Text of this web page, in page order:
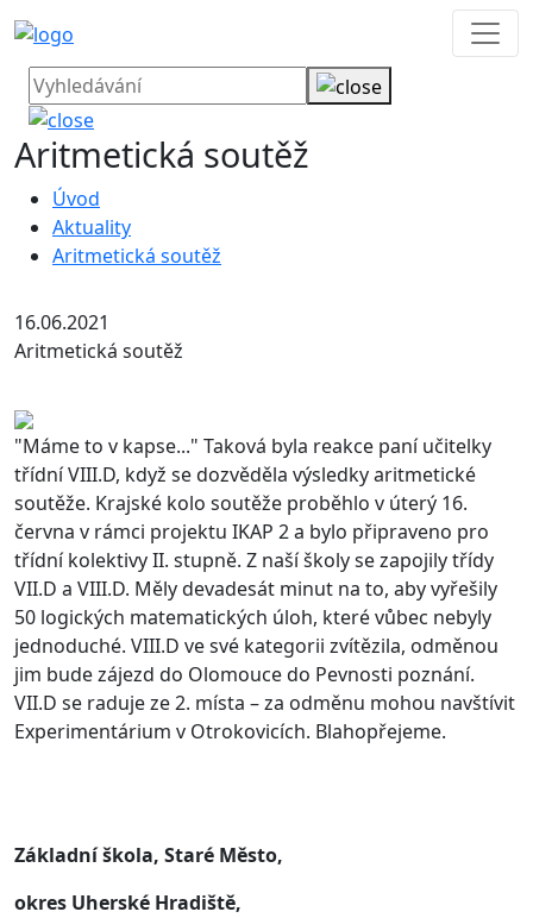
Aritmetická soutěž
Úvod
Aktuality
Aritmetická soutěž
16.06.2021
Aritmetická soutěž
"Máme to v kapse..." Taková byla reakce paní učitelky
třídní VIII.D, když se dozvěděla výsledky aritmetické
soutěže. Krajské kolo soutěže proběhlo v úterý 16.
června v rámci projektu IKAP 2 a bylo připraveno pro
třídní kolektivy II. stupně. Z naší školy se zapojily třídy
VII.D a VIII.D. Měly devadesát minut na to, aby vyřešily
50 logických matematických úloh, které vůbec nebyly
jednoduché. VIII.D ve své kategorii zvítězila, odměnou
jim bude zájezd do Olomouce do Pevnosti poznání.
VII.D se raduje ze 2. místa – za odměnu mohou navštívit
Experimentárium v Otrokovicích. Blahopřejeme.
Základní škola, Staré Město,
okres Uherské Hradiště,